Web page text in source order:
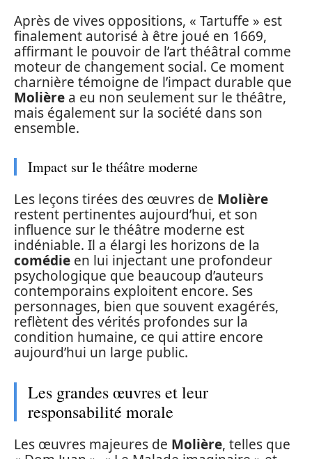
Après de vives oppositions, « Tartuffe » est
finalement autorisé à être joué en 1669,
affirmant le pouvoir de l’art théâtral comme
moteur de changement social. Ce moment
charnière témoigne de l’impact durable que
Molière a eu non seulement sur le théâtre,
mais également sur la société dans son
ensemble.
Impact sur le théâtre moderne
Les leçons tirées des œuvres de Molière
restent pertinentes aujourd’hui, et son
influence sur le théâtre moderne est
indéniable. Il a élargi les horizons de la
comédie en lui injectant une profondeur
psychologique que beaucoup d’auteurs
contemporains exploitent encore. Ses
personnages, bien que souvent exagérés,
reflètent des vérités profondes sur la
condition humaine, ce qui attire encore
aujourd’hui un large public.
Les grandes œuvres et leur
responsabilité morale
Les œuvres majeures de Molière, telles que